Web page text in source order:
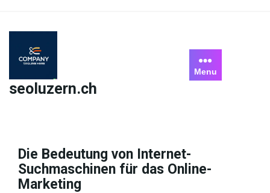
content
seoluzern.ch
Menu
Die Bedeutung von Internet-
Suchmaschinen für das Online-
Marketing